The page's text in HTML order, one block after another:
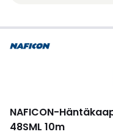
NAFICON-
48SML 10m